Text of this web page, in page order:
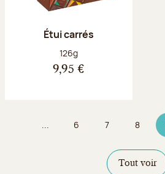
Étui carrés
Poids net :
126g
9,95 €
... Page
6 Page
7 Page
8
Tout voir